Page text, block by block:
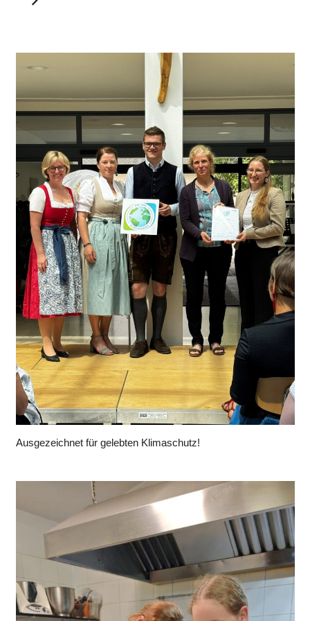
Ausgezeichnet für gelebten Klimaschutz!